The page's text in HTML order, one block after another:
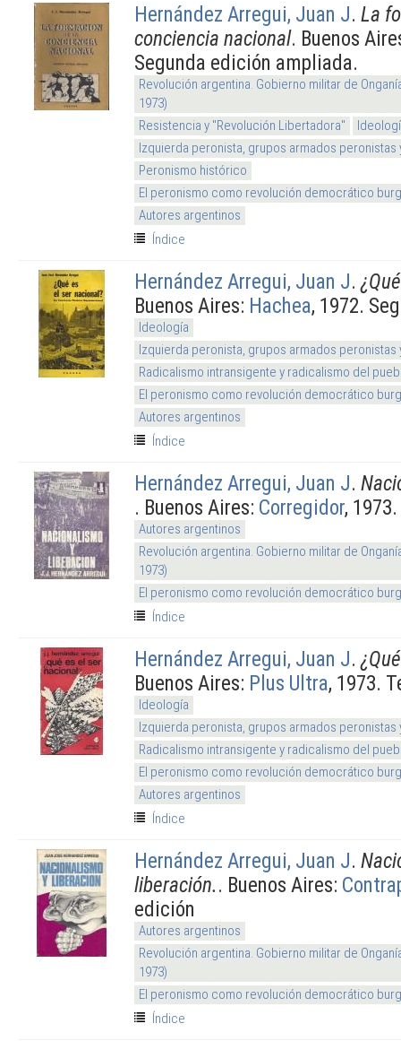
Hernández Arregui, Juan J. La
conciencia nacional. Buenos
Segunda edición ampliada.
Revolución argentina. Gobierno militar de
1973)
Resistencia y "Revolución Libertadora"
Izquierda peronista, grupos armados
Peronismo histórico
El peronismo como revolución democrático
Autores argentinos
Índice
Hernández Arregui, Juan J.
Buenos Aires: Hachea, 1972.
Ideología
Izquierda peronista, grupos armados
Radicalismo intransigente y radicalismo del
El peronismo como revolución democrático
Autores argentinos
Índice
Hernández Arregui, Juan J.
. Buenos Aires: Corregidor,
Autores argentinos
Revolución argentina. Gobierno militar de
1973)
El peronismo como revolución democrático
Índice
Hernández Arregui, Juan J.
Buenos Aires: Plus Ultra, 1973.
Ideología
Izquierda peronista, grupos armados
Radicalismo intransigente y radicalismo del
El peronismo como revolución democrático
Autores argentinos
Índice
Hernández Arregui, Juan J.
liberación.. Buenos Aires:
edición
Autores argentinos
Revolución argentina. Gobierno militar de
1973)
El peronismo como revolución democrático
Índice